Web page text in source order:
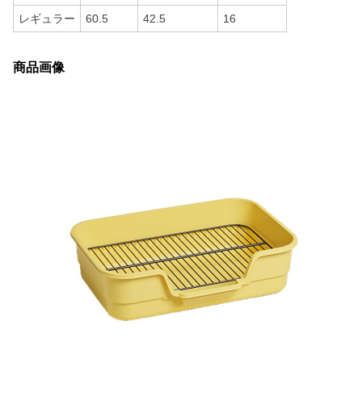
レギュラー 60.5 42.5 16
商品画像